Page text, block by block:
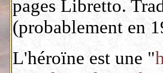
pages Libretto.
(probablement en
L'héroïne est une "